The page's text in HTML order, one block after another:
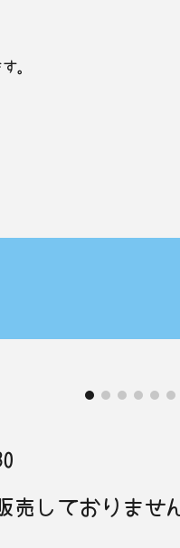
。
しておりません